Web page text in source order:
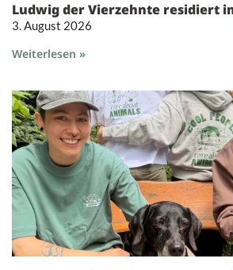
Ludwig der Vierzehnte residiert
3. August 2026
Weiterlesen »